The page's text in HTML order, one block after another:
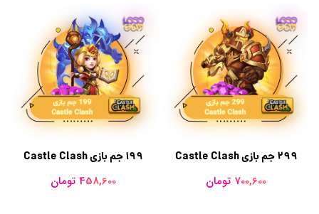
199 جم بازی Castle Clash
458,600 تومان
299 جم بازی Castle Clash
700,600 تومان